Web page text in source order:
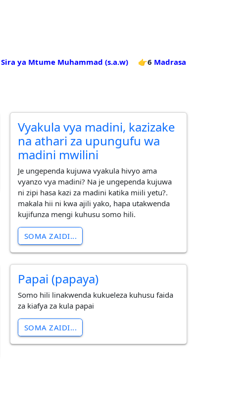
Sira ya Mtume Muhammad (s.a.w) 👉6 Madrasa
Vyakula vya madini, kazizake
na athari za upungufu wa
madini mwilini
Je ungependa kujuwa vyakula hivyo ama
vyanzo vya madini? Na je ungependa kujuwa
ni zipi hasa kazi za madini katika miili yetu?.
makala hii ni kwa ajili yako, hapa utakwenda
kujifunza mengi kuhusu somo hili.
SOMA ZAIDI...
Papai (papaya)
Somo hili linakwenda kukueleza kuhusu faida
za kiafya za kula papai
SOMA ZAIDI...